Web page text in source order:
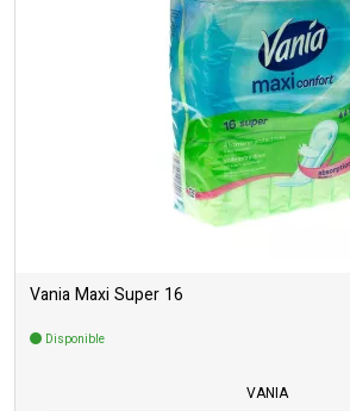
Vania Maxi Super 16
Disponible
VANIA